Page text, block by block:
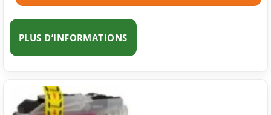
PLUS D’INFORMATIONS